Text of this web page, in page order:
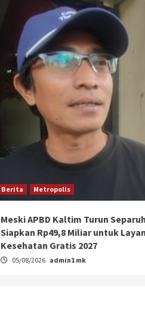
Berita Metropolis
Meski APBD Kaltim Turun
Siapkan Rp49,8 Miliar untuk
Kesehatan Gratis 2027
05/08/2026 admin1 mk